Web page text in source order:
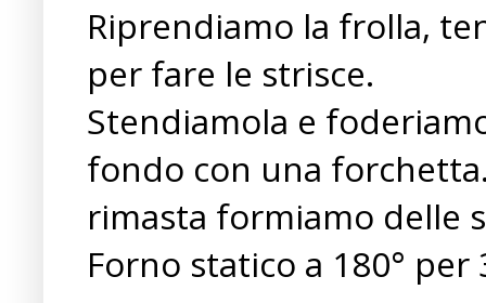
Riprendiamo la frolla,
per fare le strisce.
Stendiamola e
fondo con una
rimasta formiamo delle
Forno statico a 180°